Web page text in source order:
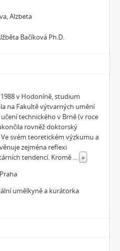
Alzbeta
Bačíková Ph.D.
v Hodoníně, studium
na Fakultě výtvarných umění
technického v Brně (v roce
rovněž doktorský
svém teoretickém výzkumu a
zejména reflexi
tendencí. Kromě ... »
umělkyně a kurátorka